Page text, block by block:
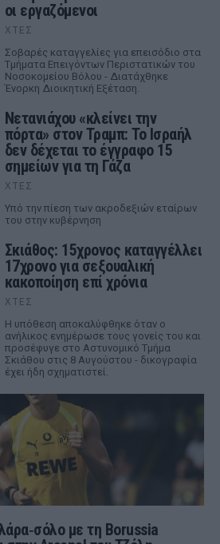
οι εργαζόμενοι
ΧΤΕΣ
Σοβαρές καταγγελίες για επεισόδιο στα
Τμήματα Επειγόντων Περιστατικών του
Νοσοκομείου Βόλου - Διατάχθηκε
Ένορκη Διοικητική Εξέταση.
Νετανιάχου «κλείνει την
πόρτα» στον Τραμπ: Το Ισραήλ
δεν δέχεται το έγγραφο 15
σημείων για τη Γάζα
ΧΤΕΣ
Υπό την πίεση των ακροδεξιών εταίρων
του στην κυβέρνηση
Σκιάθος: 15χρονος καταγγέλλει
17χρονο για σεξουαλική
κακοποίηση επί χρόνια
ΧΤΕΣ
Η υπόθεση αποκαλύφθηκε όταν ο
ανήλικος ενημέρωσε τους γονείς του και
προσέφυγε στο Αστυνομικό Τμήμα
Σκιάθου στις 8 Αυγούστου - δικογραφία
έχει ήδη σχηματιστεί.
με τη Borussia